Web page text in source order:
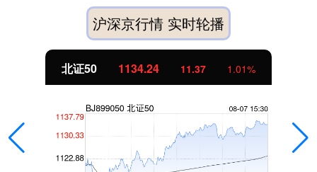
沪深京行情 实时轮播
北证50 1134.24 11.37 1.01%